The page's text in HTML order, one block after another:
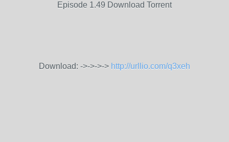
Episode 1.49 Download Torrent
Download: ->->->-> http://urllio.com/q3xeh